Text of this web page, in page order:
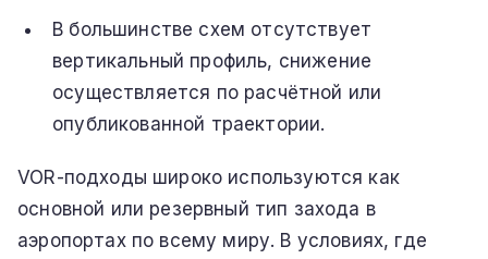
В большинстве схем отсутствует
вертикальный профиль, снижение
осуществляется по расчётной или
опубликованной траектории.
VOR-подходы широко используются как
основной или резервный тип захода в
аэропортах по всему миру. В условиях, где